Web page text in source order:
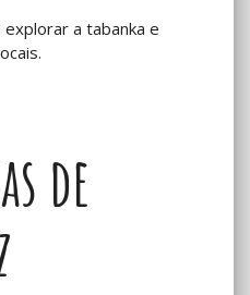
a tabanka e
de